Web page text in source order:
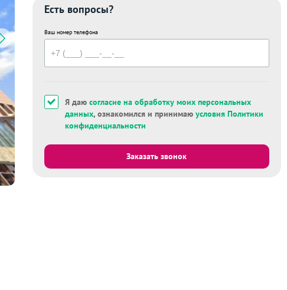
Есть вопросы?
Ваш номер телефона
Я даю согласие на обработку моих персональных
данных, ознакомился и принимаю условия Политики
конфиденциальности
Заказать звонок